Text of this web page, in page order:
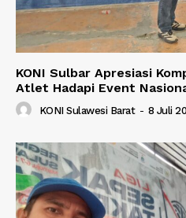
KONI Sulbar Apresiasi
Atlet Hadapi Event
KONI Sulawesi Barat - 8 Juli